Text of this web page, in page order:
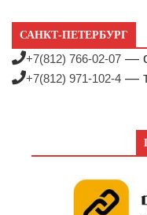
САНКТ-ПЕТЕРБУРГ
+7(812) 766-02-07 —
+7(812) 971-102-4 —